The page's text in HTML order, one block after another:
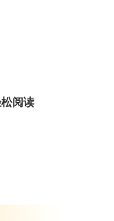
阅读